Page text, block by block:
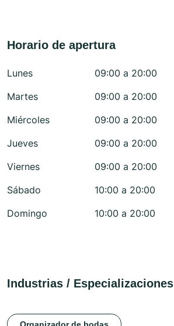
Horario de apertura
Lunes
09:00 a 20:00
Martes
09:00 a 20:00
Miércoles
09:00 a 20:00
Jueves
09:00 a 20:00
Viernes
09:00 a 20:00
Sábado
10:00 a 20:00
Domingo
10:00 a 20:00
Industrias / Especializaciones